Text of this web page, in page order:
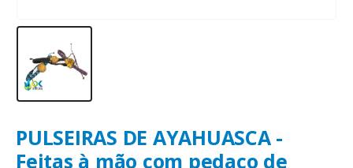
PULSEIRAS DE AYAHUASCA -
Feitas à mão com pedaço de